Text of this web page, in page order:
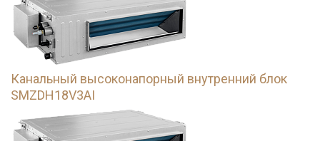
Канальный высоконапорный внутренний блок
SMZDH18V3AI